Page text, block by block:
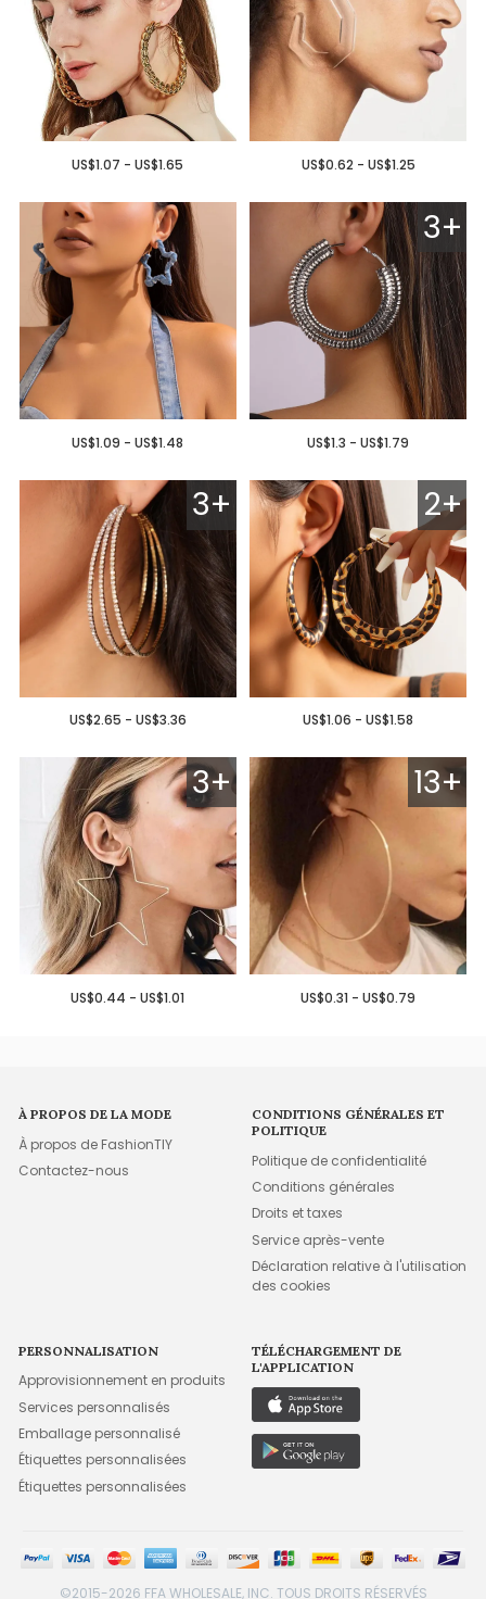
US$1.07 - US$1.65 US$0.62 - US$1.25
US$1.09 - US$1.48
3+
US$1.3 - US$1.79
3+
US$2.65 - US$3.36
2+
US$1.06 - US$1.58
3+
US$0.44 - US$1.01
13+
US$0.31 - US$0.79
À PROPOS DE LA MODE
À propos de FashionTIY
Contactez-nous
CONDITIONS GÉNÉRALES ET
POLITIQUE
Politique de confidentialité
Conditions générales
Droits et taxes
Service après-vente
Déclaration relative à l'utilisation
des cookies
PERSONNALISATION
Approvisionnement en produits
Services personnalisés
Emballage personnalisé
Étiquettes personnalisées
Étiquettes personnalisées
TÉLÉCHARGEMENT DE
L'APPLICATION
©2015-2026 FFA WHOLESALE, INC. TOUS DROITS RÉSERVÉS